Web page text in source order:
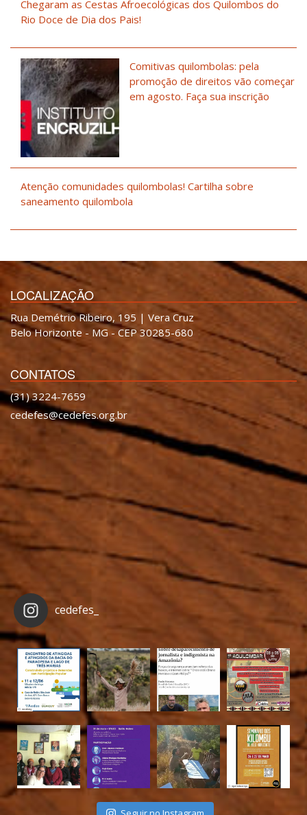
Chegaram as Cestas Afroecológicas dos Quilombos do
Rio Doce de Dia dos Pais!
Comitivas quilombolas: pela
promoção de direitos vão começar
em agosto. Faça sua inscrição
Atenção comunidades quilombolas! Cartilha sobre
saneamento quilombola
LOCALIZAÇÃO
Rua Demétrio Ribeiro, 195 | Vera Cruz
Belo Horizonte - MG - CEP 30285-680
CONTATOS
(31) 3224-7659
cedefes@cedefes.org.br
cedefes_